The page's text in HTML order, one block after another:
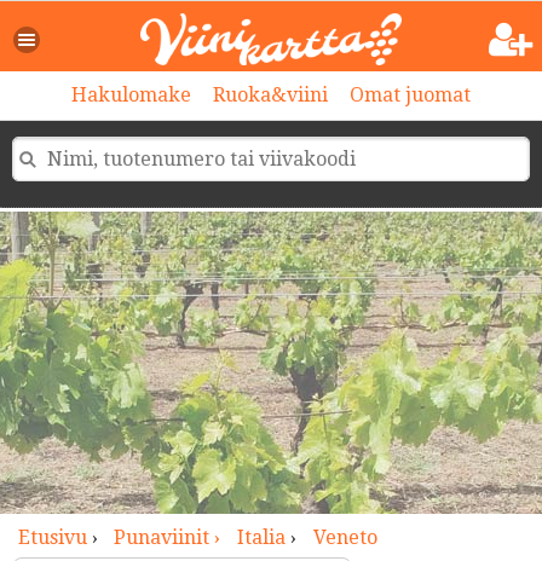
Hakulomake Ruoka&viini Omat juomat
Etusivu› Punaviinit › Italia›
Veneto